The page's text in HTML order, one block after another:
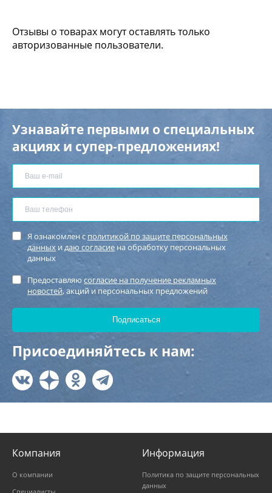
Отзывы о товарах могут оставлять только
авторизованные пользователи.
Узнавайте первыми о специальных
акциях и супер-предложениях!
Я ознакомлен с политикой по защите персональных
данных идаю согласие на обработку персональных
данных
Предоставляю согласие на получение рекламных
новостей, акций и персональных предложений
Присоединяйтесь к нам:
Компания
О компании
Информация
Политика по защите персональных
данных